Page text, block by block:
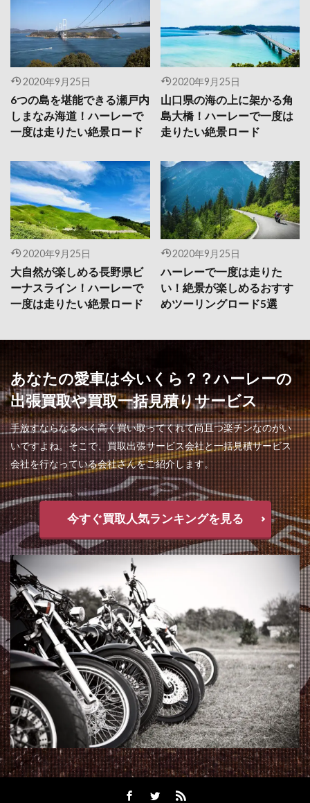
2020年9月25日
6つの島を堪能できる瀬戸内
しまなみ海道！ハーレーで
一度は走りたい絶景ロード
2020年9月25日
山口県の海の上に架かる角
島大橋！ハーレーで一度は
走りたい絶景ロード
2020年9月25日
大自然が楽しめる長野県ビ
ーナスライン！ハーレーで
一度は走りたい絶景ロード
2020年9月25日
ハーレーで一度は走りた
い！絶景が楽しめるおすす
めツーリングロード5選
あなたの愛車は今いくら？？ハーレーの
出張買取や買取一括見積りサービス
手放すならなるべく高く買い取ってくれて尚且つ楽チンなのがい
いですよね。そこで、買取出張サービス会社と一括見積サービス
会社を行なっている会社さんをご紹介します。
今すぐ買取人気ランキングを見る